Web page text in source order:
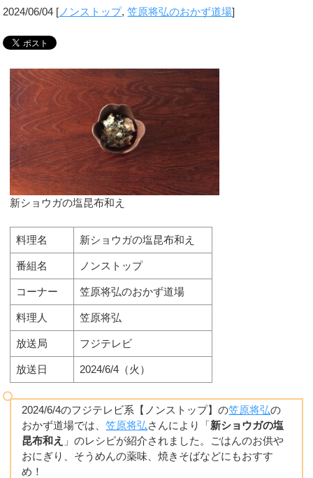
2024/06/04 [ ノンストップ,笠原将弘のおかず道場]
新ショウガの塩昆布和え
料理名 新ショウガの塩昆布和え
番組名 ノンストップ
コーナー 笠原将弘のおかず道場
料理人 笠原将弘
放送局 フジテレビ
放送日 2024/6/4（火）
2024/6/4のフジテレビ系【ノンストップ】の笠原将弘の
おかず道場では、笠原将弘さんにより「新ショウガの塩
昆布和え 」のレシピが紹介されました。ごはんのお供や
おにぎり、そうめんの薬味、焼きそばなどにもおすす
め！